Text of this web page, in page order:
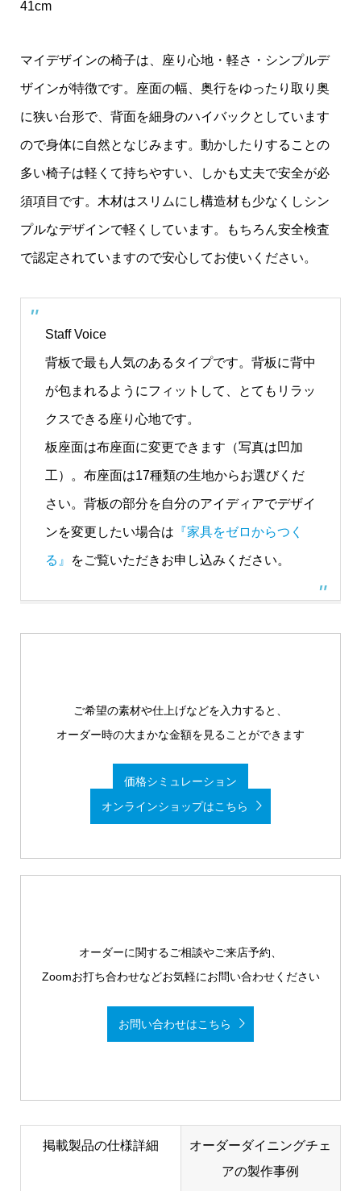
41cm
マイデザインの椅子は、座り心地・軽さ・シンプルデ
ザインが特徴です。座面の幅、奥行をゆったり取り奥
に狭い台形で、背面を細身のハイバックとしています
ので身体に自然となじみます。動かしたりすることの
多い椅子は軽くて持ちやすい、しかも丈夫で安全が必
須項目です。木材はスリムにし構造材も少なくしシン
プルなデザインで軽くしています。もちろん安全検査
で認定されていますので安心してお使いください。
Staff Voice
背板で最も人気のあるタイプです。背板に背中
が包まれるようにフィットして、とてもリラッ
クスできる座り心地です。
板座面は布座面に変更できます（写真は凹加
工）。布座面は17種類の生地からお選びくだ
さい。背板の部分を自分のアイディアでデザイ
ンを変更したい場合は 『家具をゼロからつく
る』 をご覧いただきお申し込みください。
ご希望の素材や仕上げなどを入力すると、
オーダー時の大まかな金額を見ることができます
価格シミュレーション
オンラインショップはこちら
オーダーに関するご相談やご来店予約、
Zoomお打ち合わせなどお気軽にお問い合わせください
お問い合わせはこちら
掲載製品の仕様詳細
オーダーダイニングチェ
アの製作事例